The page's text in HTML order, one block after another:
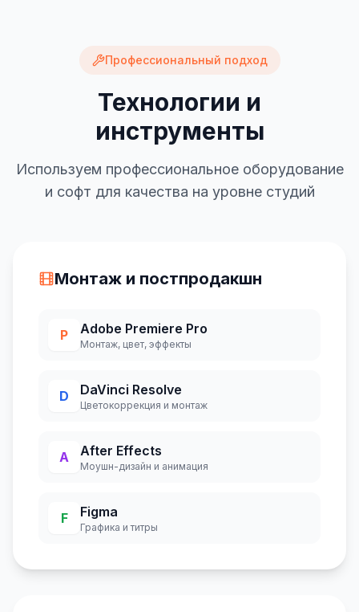
Профессиональный подход
Технологии и
инструменты
Используем профессиональное оборудование
и софт для качества на уровне студий
Монтаж и постпродакшн
P Adobe Premiere Pro
Монтаж, цвет, эффекты
D DaVinci Resolve
Цветокоррекция и монтаж
A After Effects
Моушн-дизайн и анимация
F Figma
Графика и титры